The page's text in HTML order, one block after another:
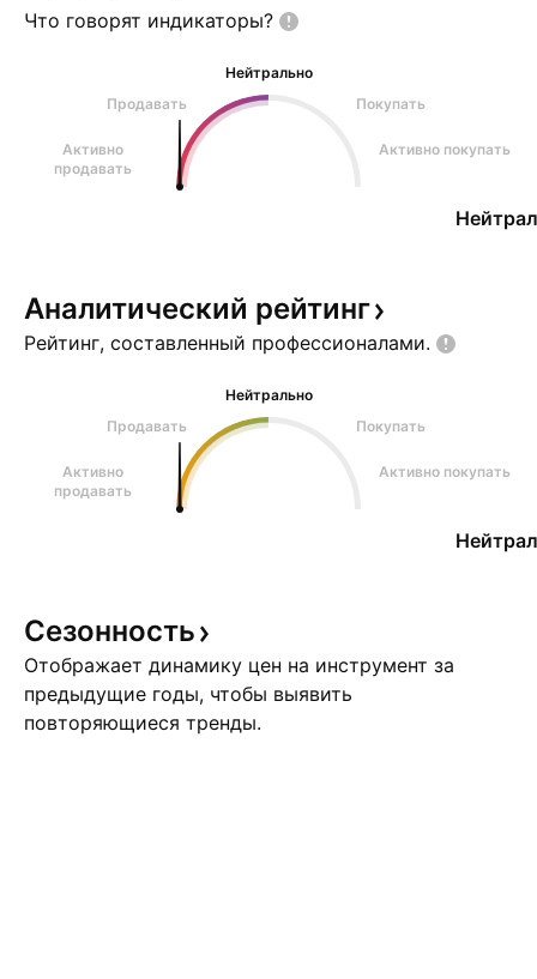
Что говорят индикаторы?
Нейтрально
Продавать
Покупать
Активно
продавать
Активно покупать
Аналитический рейтинг
Рейтинг, составленный профессионалами.
Нейтрально
Продавать
Покупать
Активно
продавать
Активно покупать
Сезонность
Отображает динамику цен на инструмент за
предыдущие годы, чтобы выявить
повторяющиеся тренды.